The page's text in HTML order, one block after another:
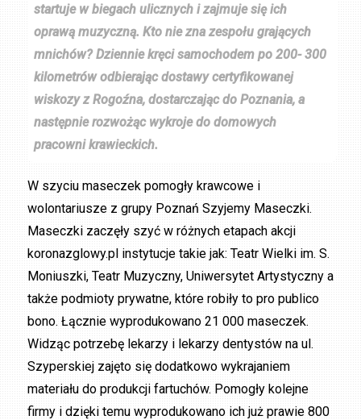
startuje w biegach ulicznych i zajmuje się ich
oprawą muzyczną. Kto nie zna zespołu grających
mnichów? Dziennie kręci samochodem po 200- 300
kilometrów odbierając dostawy certyfikowanej
wiskozy z Rogoźna, dostarczając do Poznania, a
następnie rozwożąc wykroje do domowych
pracowni krawieckich.
W szyciu maseczek pomogły krawcowe i
wolontariusze z grupy Poznań Szyjemy Maseczki.
Maseczki zaczęły szyć w różnych etapach akcji
koronazglowy.pl instytucje takie jak: Teatr Wielki im. S.
Moniuszki, Teatr Muzyczny, Uniwersytet Artystyczny a
także podmioty prywatne, które robiły to pro publico
bono. Łącznie wyprodukowano 21 000 maseczek.
Widząc potrzebę lekarzy i lekarzy dentystów na ul.
Szyperskiej zajęto się dodatkowo wykrajaniem
materiału do produkcji fartuchów. Pomogły kolejne
firmy i dzięki temu wyprodukowano ich już prawie 800